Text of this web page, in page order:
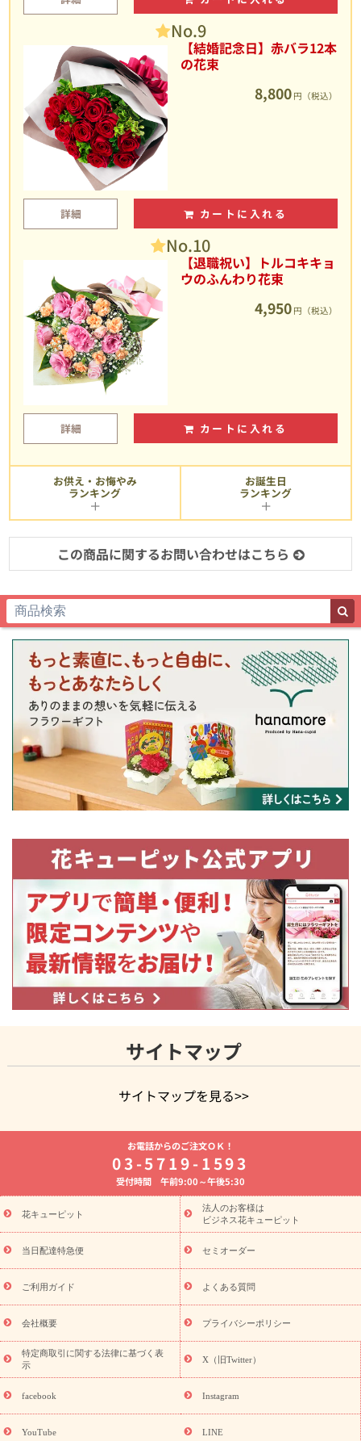
No.9
【結婚記念日】赤バラ12本
の花束
8,800 円（税込）
詳細 カートに入れる
No.10
【退職祝い】トルコキキョ
ウのふんわり花束
4,950 円（税込）
詳細 カートに入れる
お供え・お悔やみ
ランキング
お誕生日
ランキング
この商品に関するお問い合わせはこちら
サイトマップ
サイトマップを見る>>
よく贈られる花
お祝いの花特集
誕生日フラワーギフト特集
8月の誕生花(トルコキキョウ)
開店・開業祝い
お供え・お悔やみ お供え・お悔やみの花
通夜・葬儀に贈る花 胡蝶蘭・花鉢
ーブドフラワー
季節のイベント
ひまわり ギフト・プレゼント
特集
お盆 花（新盆・初盆） 季節のイベント
お盆 花（新
盆・初盆）
お盆 花（新盆・初盆）
お盆・お供え 花とセットギ
フト
お盆・お供え プリザーブドフラワー
ひまわり ギフト・プ
レゼント特集
夏の花贈り・お中元・暑中見舞い 花のギフト特集
敬老の日におくる花ギフト・プレゼント特集
花ギフト・プレゼント特集
敬老の日 花のおすすめランキング
敬
老の日 花鉢植えのギフト・プレゼント特集
敬老の日 花とセットギ
フト・プレゼント特集
敬老の日の花 全てのギフト一覧
キャン
ペーン
映画『ウォーターガーディアンズ』コラボキャンペーン
「きょう誕生日なんです」キャンペーン
誕生日の花を探す
誕生日フラワーギフト 誕生日フラワーギフト特集
9月の誕生花(リンドウ)
お電話からのご注文ＯＫ！
03-5719-1593
受付時間 午前9:00～午後5:30
花キューピット
法人のお客様は
ビジネス花キューピット
当日配達特急便 セミオーダー
ご利用ガイド よくある質問
会社概要 プライバシーポリシー
特定商取引に関する法律に基づく表
示
X（旧Twitter）
facebook Instagram
YouTube LINE